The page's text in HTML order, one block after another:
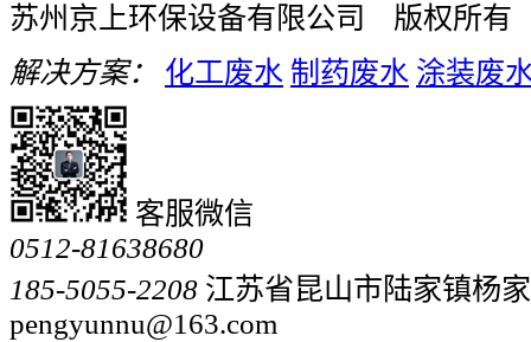
苏州京上环保设备有限公司 版权所
解决方案：
化工废水 制药废水 涂装废
客服微信
0512-81638680
185-5055-2208 江苏省昆山市陆家镇杨
pengyunnu@163.com